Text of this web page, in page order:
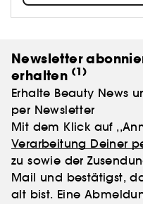
Newsletter
erhalten (1)
Erhalte Beauty News
per Newsletter
Mit dem Klick auf
Verarbeitung Deiner
zu sowie der
Mail und bestätigst,
alt bist. Eine